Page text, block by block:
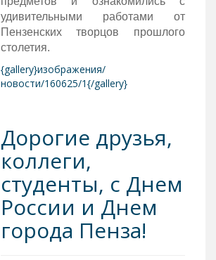
удивительными работами от
Пензенских творцов прошлого
столетия.
{gallery}изображения/
новости/160625/1{/gallery}
Дорогие друзья,
коллеги,
студенты, с Днем
России и Днем
города Пенза!